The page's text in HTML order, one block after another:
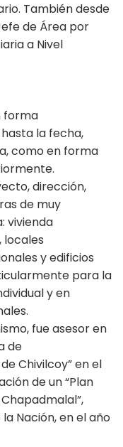
También desde
de Área por
a Nivel
forma
la fecha,
como en forma
dirección,
de muy
vivienda
locales
y edificios
para la
y en
fue asesor en
de
Chivilcoy” en el
de un “Plan
Nación, en el año